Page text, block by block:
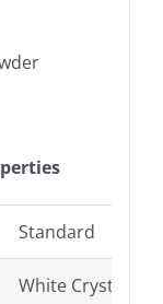
Standard
White Crystalline